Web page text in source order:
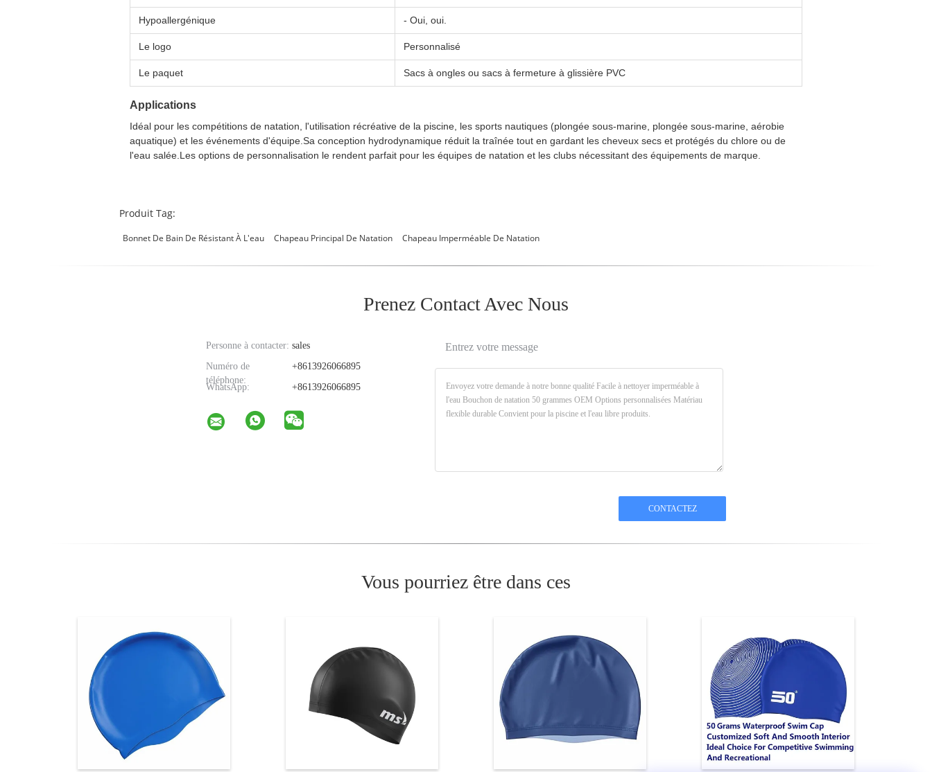
Hypoallergénique - Oui, oui.
Le logo Personnalisé
Le paquet Sacs à ongles ou sacs à fermeture à glissière PVC
Applications
Idéal pour les compétitions de natation, l'utilisation récréative de la piscine, les sports nautiques (plongée sous-marine, plongée sous-marine, aérobie
aquatique) et les événements d'équipe.Sa conception hydrodynamique réduit la traînée tout en gardant les cheveux secs et protégés du chlore ou de
l'eau salée.Les options de personnalisation le rendent parfait pour les équipes de natation et les clubs nécessitant des équipements de marque.
Produit Tag:
Bonnet De Bain De Résistant À L'eau Chapeau Principal De Natation Chapeau Imperméable De Natation
Prenez Contact Avec Nous
Personne à contacter: sales
Numéro de
téléphone:
+8613926066895
WhatsApp:
+8613926066895
Entrez votre message
Vous pourriez être dans ces